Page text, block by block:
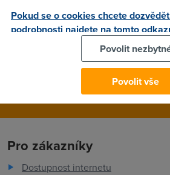
Anonym(7.11.2006 21:10:57)
...konkurence prorůstá jako zhoubné
dsl.cz...roste a roste a roste a jednou
Pro zákazníky
Dostupnost internetu
Pokud se o cookies chcete
podrobnosti najdete na tomto
Povolit
Povolit vše